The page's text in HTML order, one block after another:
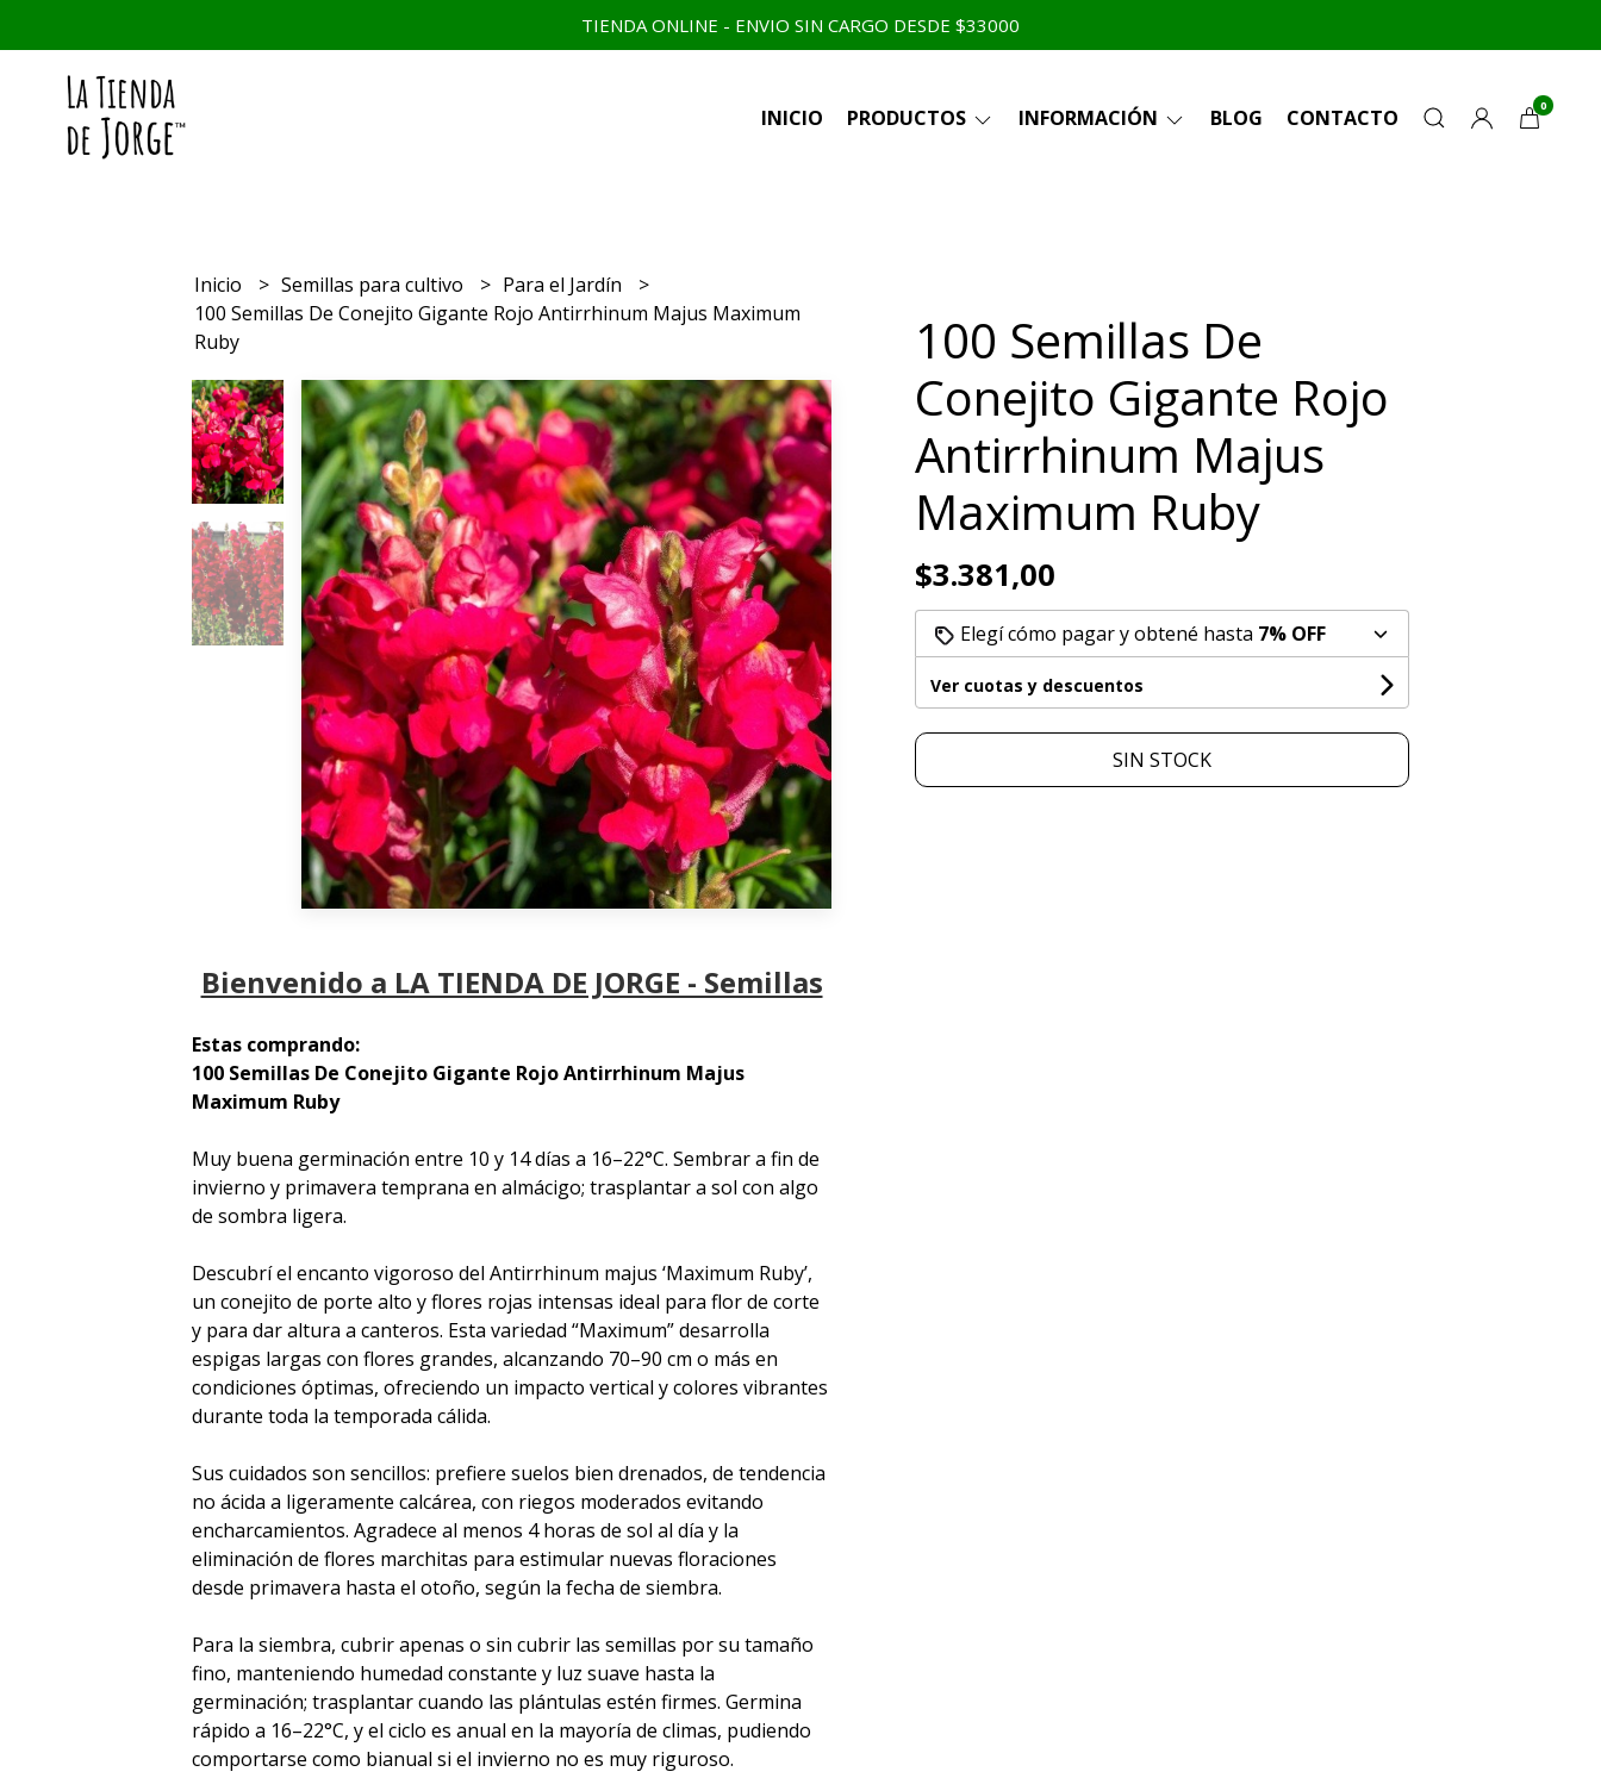
TIENDA ONLINE - ENVIO SIN CARGO DESDE $33000
INICIO PRODUCTOS INFORMACIÓN BLOG CONTACTO 0
Inicio Semillas para cultivo
Para el Jardín
100 Semillas De Conejito Gigante Rojo Antirrhinum Majus Maximum
Ruby
Bienvenido a LA TIENDA DE JORGE - Semillas
Estas comprando:
100 Semillas De Conejito Gigante Rojo Antirrhinum Majus
Maximum Ruby
Muy buena germinación entre 10 y 14 días a 16–22°C. Sembrar a fin de
invierno y primavera temprana en almácigo; trasplantar a sol con algo
de sombra ligera.
Descubrí el encanto vigoroso del Antirrhinum majus ‘Maximum Ruby’,
un conejito de porte alto y flores rojas intensas ideal para flor de corte
y para dar altura a canteros. Esta variedad “Maximum” desarrolla
espigas largas con flores grandes, alcanzando 70–90 cm o más en
condiciones óptimas, ofreciendo un impacto vertical y colores vibrantes
durante toda la temporada cálida.
Sus cuidados son sencillos: prefiere suelos bien drenados, de tendencia
no ácida a ligeramente calcárea, con riegos moderados evitando
encharcamientos. Agradece al menos 4 horas de sol al día y la
eliminación de flores marchitas para estimular nuevas floraciones
desde primavera hasta el otoño, según la fecha de siembra.
Para la siembra, cubrir apenas o sin cubrir las semillas por su tamaño
fino, manteniendo humedad constante y luz suave hasta la
germinación; trasplantar cuando las plántulas estén firmes. Germina
rápido a 16–22°C, y el ciclo es anual en la mayoría de climas, pudiendo
comportarse como bianual si el invierno no es muy riguroso.
100 Semillas De
Conejito Gigante Rojo
Antirrhinum Majus
Maximum Ruby
$3.381,00
Elegí cómo pagar y obtené hasta 7% OFF
Ver cuotas y descuentos
SIN STOCK